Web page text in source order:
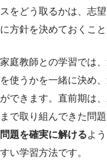
スをどう取るかは、志
に方針を決めておくこと
家庭教師との学習では
を使うかを一緒に決め
ができます。直前期は
まで取り組んできた問
問題を確実に解けるよ
すい学習方法です。